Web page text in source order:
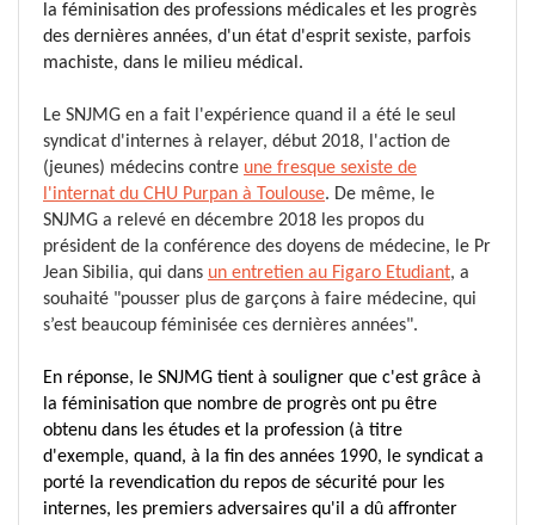
la féminisation des professions médicales et les progrès
des dernières années, d'un état d'esprit sexiste, parfois
machiste, dans le milieu médical.
Le SNJMG en a fait l'expérience quand il a été le seul
syndicat d'internes à relayer, début 2018, l'action de
(jeunes) médecins contre une fresque sexiste de
l'internat du CHU Purpan à Toulouse. De même, le
SNJMG a relevé en décembre 2018 les propos du
président de la conférence des doyens de médecine, le Pr
Jean Sibilia, qui dans un entretien au Figaro Etudiant, a
souhaité "pousser plus de garçons à faire médecine, qui
s’est beaucoup féminisée ces dernières années".
En réponse, le SNJMG tient à souligner que c'est grâce à
la féminisation que nombre de progrès ont pu être
obtenu dans les études et la profession (à titre
d'exemple, quand, à la fin des années 1990, le syndicat a
porté la revendication du repos de sécurité pour les
internes, les premiers adversaires qu'il a dû affronter